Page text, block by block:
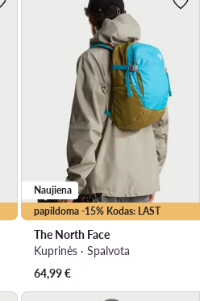
papildoma -15% Kodas: LAST
Naujiena
The North Face
Kuprinės · Spalvota
64,99€